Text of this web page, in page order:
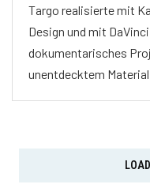
Targo realisierte mit
Design und mit
dokumentarisches
unentdecktem